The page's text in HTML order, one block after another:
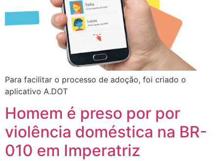
Para facilitar o processo de adoção, foi criado o
aplicativo A.DOT
Homem é preso por por
violência doméstica na BR-
010 em Imperatriz